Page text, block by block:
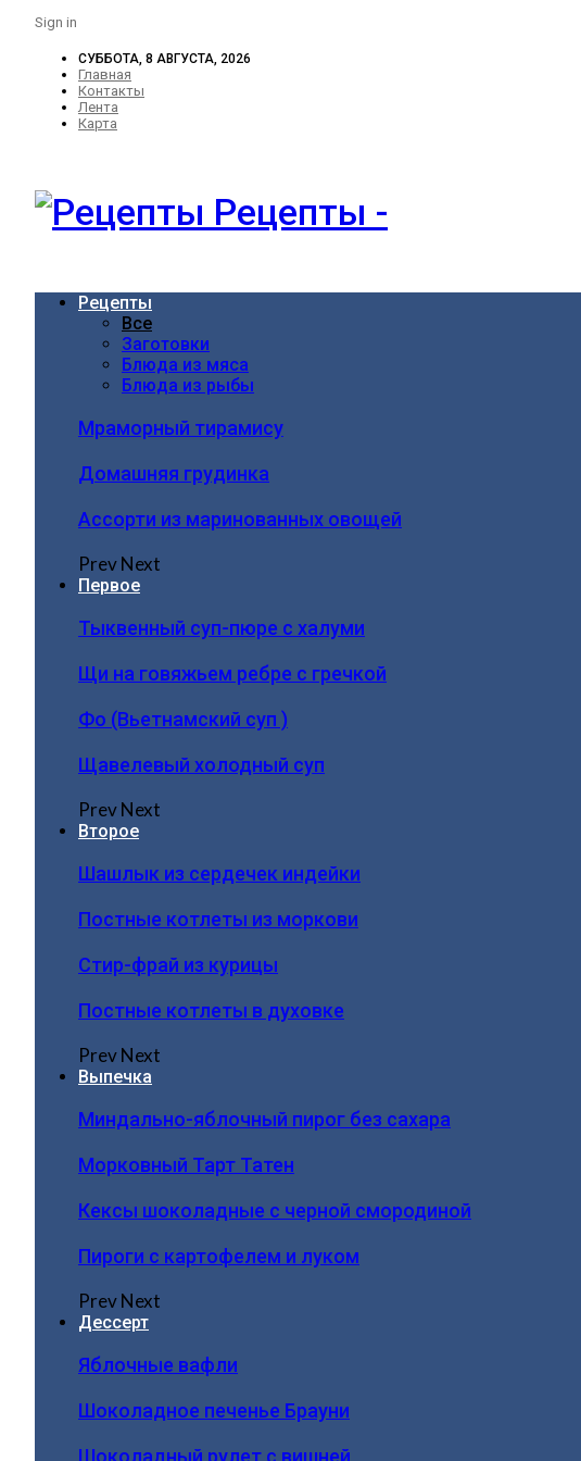
Sign in
СУББОТА, 8 АВГУСТА, 2026
Главная
Контакты
Лента
Карта
Рецепты -
Рецепты
Все
Заготовки
Блюда из мяса
Блюда из рыбы
Мраморный тирамису
Домашняя грудинка
Ассорти из маринованных овощей
PrevNext
Первое
Тыквенный суп-пюре с халуми
Щи на говяжьем ребре с гречкой
Фо (Вьетнамский суп )
Щавелевый холодный суп
PrevNext
Второе
Шашлык из сердечек индейки
Постные котлеты из моркови
Стир-фрай из курицы
Постные котлеты в духовке
PrevNext
Выпечка
Миндально-яблочный пирог без сахара
Морковный Тарт Татен
Кексы шоколадные с черной смородиной
Пироги c картофелем и луком
PrevNext
Дессерт
Яблочные вафли
Шоколадное печенье Брауни
Шоколадный рулет с вишней